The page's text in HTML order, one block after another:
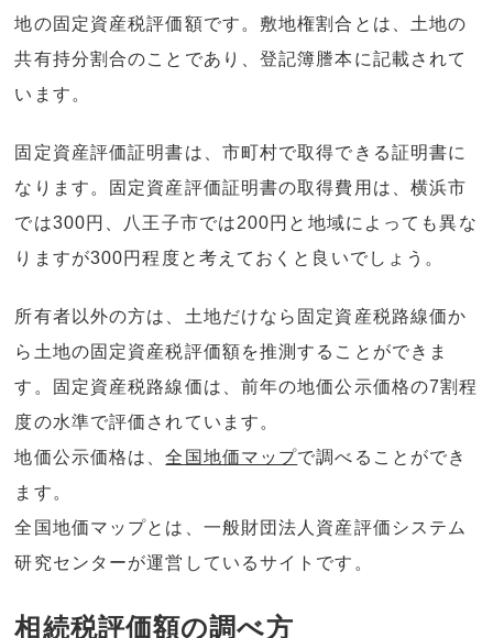
地の固定資産税評価額です。敷地権割合とは、土地の
共有持分割合のことであり、登記簿謄本に記載されて
います。
固定資産評価証明書は、市町村で取得できる証明書に
なります。固定資産評価証明書の取得費用は、横浜市
では300円、八王子市では200円と地域によっても異な
りますが300円程度と考えておくと良いでしょう。
所有者以外の方は、土地だけなら固定資産税路線価か
ら土地の固定資産税評価額を推測することができま
す。固定資産税路線価は、前年の地価公示価格の7割程
度の水準で評価されています。
地価公示価格は、全国地価マップで調べることができ
ます。
全国地価マップとは、一般財団法人資産評価システム
研究センターが運営しているサイトです。
相続税評価額の調べ方